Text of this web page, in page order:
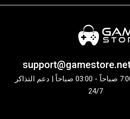
الأحد - الاثنين: 7:00 صباحاً - 03:00 صباحاً | دعم التذاكر
24/7